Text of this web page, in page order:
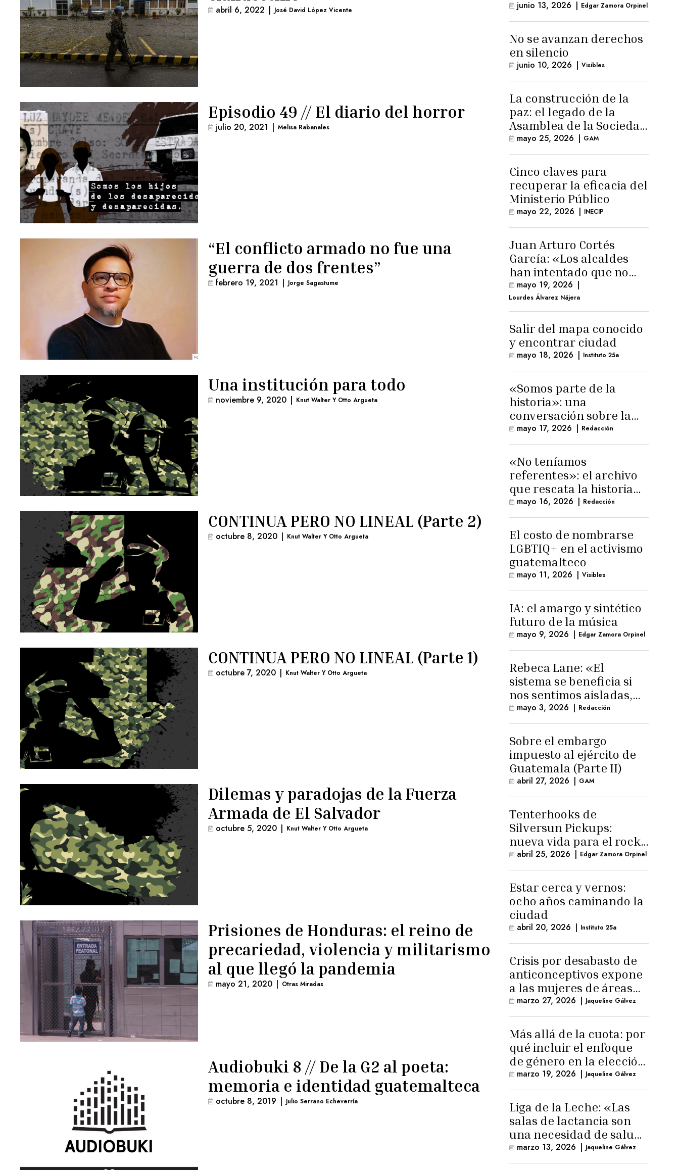
abril 6, 2022 | José David López Vicente
Episodio 49 // El diario del horror
julio 20, 2021 | Melisa Rabanales
“El conflicto armado no fue una
guerra de dos frentes”
febrero 19, 2021 | Jorge Sagastume
Una institución para todo
noviembre 9, 2020 | Knut Walter Y Otto Argueta
CONTINUA PERO NO LINEAL (Parte 2)
octubre 8, 2020 | Knut Walter Y Otto Argueta
CONTINUA PERO NO LINEAL (Parte 1)
octubre 7, 2020 | Knut Walter Y Otto Argueta
Dilemas y paradojas de la Fuerza
Armada de El Salvador
octubre 5, 2020 | Knut Walter Y Otto Argueta
Prisiones de Honduras: el reino de
precariedad, violencia y militarismo
al que llegó la pandemia
mayo 21, 2020 | Otras Miradas
Audiobuki 8 // De la G2 al poeta:
memoria e identidad guatemalteca
octubre 8, 2019 | Julio Serrano Echeverría
junio 13, 2026 | Edgar Zamora Orpinel
No se avanzan derechos
en silencio
junio 10, 2026 | Visibles
La construcción de la
paz: el legado de la
Asamblea de la Sociedad
Civil
mayo 25, 2026 | GAM
Cinco claves para
recuperar la eficacia del
Ministerio Público
mayo 22, 2026 | INECIP
Juan Arturo Cortés
García: «Los alcaldes
han intentado que no
exista el terreno
comunal»
mayo 19, 2026 |
Lourdes Álvarez Nájera
Salir del mapa conocido
y encontrar ciudad
mayo 18, 2026 | Instituto 25a
«Somos parte de la
historia»: una
conversación sobre la
memoria trans
masculina
mayo 17, 2026 | Redacción
«No teníamos
referentes»: el archivo
que rescata la historia
trans masculina en
Latinoamérica
mayo 16, 2026 | Redacción
El costo de nombrarse
LGBTIQ+ en el activismo
guatemalteco
mayo 11, 2026 | Visibles
IA: el amargo y sintético
futuro de la música
mayo 9, 2026 | Edgar Zamora Orpinel
Rebeca Lane: «El
sistema se beneficia si
nos sentimos aisladas,
sin esperanza o espacio
para la ternura»
mayo 3, 2026 | Redacción
Sobre el embargo
impuesto al ejército de
Guatemala (Parte II)
abril 27, 2026 | GAM
Tenterhooks de
Silversun Pickups:
nueva vida para el rock
alternativo
abril 25, 2026 | Edgar Zamora Orpinel
Estar cerca y vernos:
ocho años caminando la
ciudad
abril 20, 2026 | Instituto 25a
Crisis por desabasto de
anticonceptivos expone
a las mujeres de áreas
rurales
marzo 27, 2026 | Jaqueline Gálvez
Más allá de la cuota: por
qué incluir el enfoque
de género en la elección
de Fiscal General
marzo 19, 2026 | Jaqueline Gálvez
Liga de la Leche: «Las
salas de lactancia son
una necesidad de salud
pública»
marzo 13, 2026 | Jaqueline Gálvez